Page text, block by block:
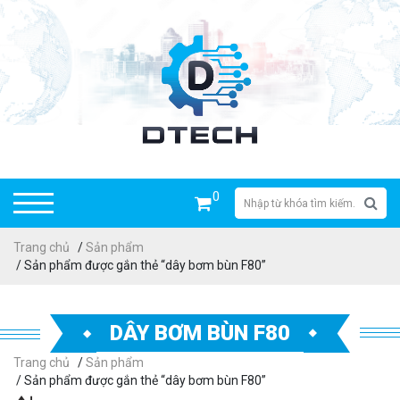
0
Trang chủ /Sản phẩm
/ Sản phẩm được gắn thẻ “dây bơm bùn F80”
DÂY BƠM BÙN F80
Trang chủ /Sản phẩm
/ Sản phẩm được gắn thẻ “dây bơm bùn F80”